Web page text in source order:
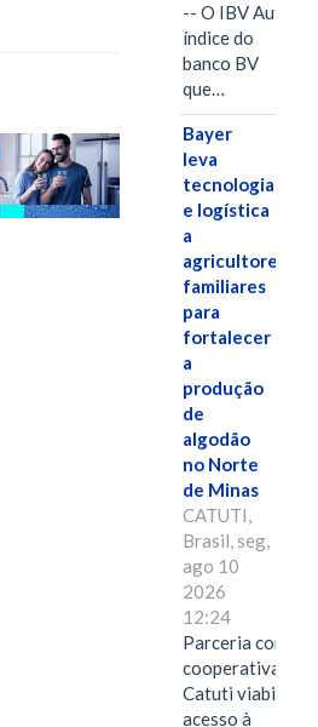
-- O IBV Auto,
índice do
banco BV
que…
Bayer
leva
tecnologia
e logística
a
agricultores
familiares
para
fortalecer
a
produção
de
algodão
no Norte
de Minas
CATUTI,
Brasil, seg,
ago 10
2026
12:24
Parceria com
cooperativa de
Catuti viabiliza
acesso à